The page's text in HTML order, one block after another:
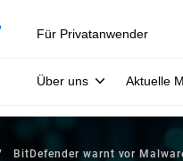
Für Privatanwender
Über uns Aktuelle
BitDefender warnt vor